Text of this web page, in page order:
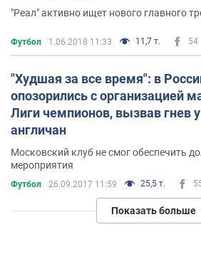
"Реал" активно ищет нового главного
Футбол 1.06.2018 11:33 11,7 т. 54
"Худшая за все время": в
опозорились с организацией
Лиги чемпионов, вызвав гнев у
англичан
Московский клуб не смог обеспечить
мероприятия
Футбол 26.09.2017 11:59 25,5 т.
Показать больше